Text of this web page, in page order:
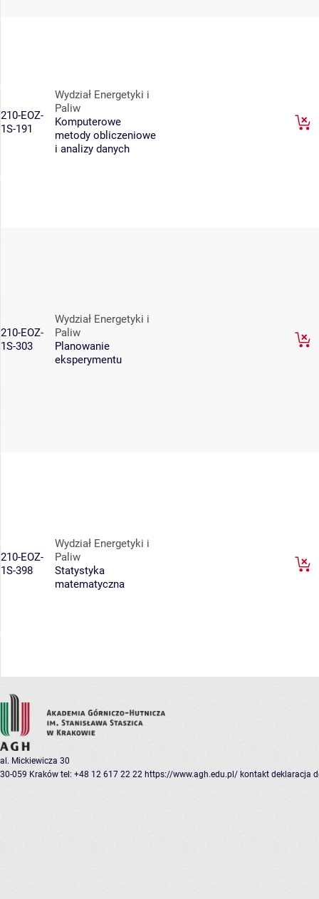
210-EOZ-
1S-191
Wydział Energetyki i
Paliw
Komputerowe
metody obliczeniowe
i analizy danych
210-EOZ-
1S-303
Wydział Energetyki i
Paliw
Planowanie
eksperymentu
210-EOZ-
1S-398
Wydział Energetyki i
Paliw
Statystyka
matematyczna
al. Mickiewicza 30
30-059 Kraków tel: +48 12 617 22 22 https://www.agh.edu.pl/ kontakt deklaracja